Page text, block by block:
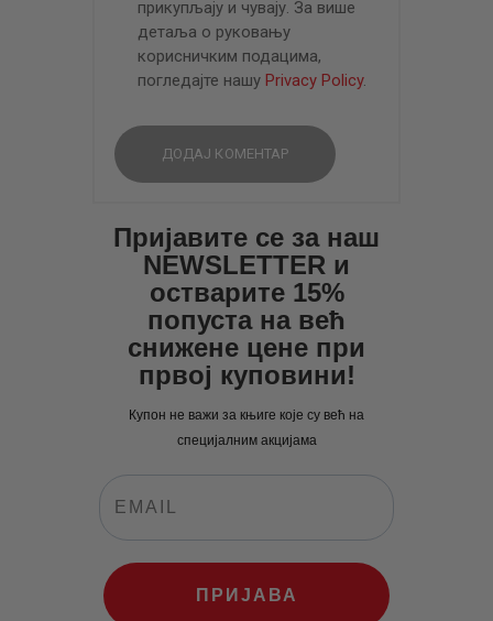
прикупљају и чувају. За више
детаља о руковању
корисничким подацима,
погледајте нашу Privacy Policy.
Пријавите се за наш
NEWSLETTER и
остварите 15%
попуста на већ
снижене цене при
првој куповини!
Купон не важи за књиге које су већ на
специјалним акцијама
ПРИЈАВА